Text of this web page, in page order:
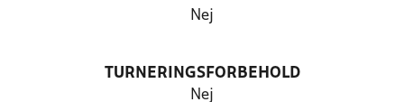
Nej
TURNERINGSFORBEHOLD
Nej